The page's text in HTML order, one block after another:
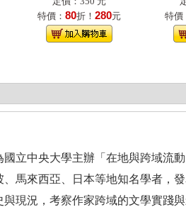
特價： 80折！ 280元
特價
國立中央大學主辦「在地與跨域流
馬來西亞、日本等地知名學者，
現況，考察作家跨域的文學實踐